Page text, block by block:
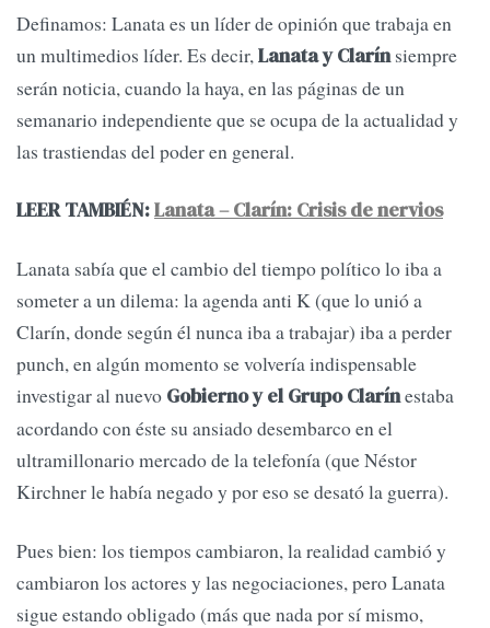
Definamos: Lanata es un líder de opinión que trabaja en
un multimedios líder. Es decir,Lanata y Clarínsiempre
serán noticia, cuando la haya, en las páginas de un
semanario independiente que se ocupa de la actualidad y
las trastiendas del poder en general.
LEER TAMBIÉN:Lanata – Clarín: Crisis de nervios
Lanata sabía que el cambio del tiempo político lo iba a
someter a un dilema: la agenda anti K (que lo unió a
Clarín, donde según él nunca iba a trabajar) iba a perder
punch, en algún momento se volvería indispensable
investigar al nuevo Gobierno y el Grupo Clarínestaba
acordando con éste su ansiado desembarco en el
ultramillonario mercado de la telefonía (que Néstor
Kirchner le había negado y por eso se desató la guerra).
Pues bien: los tiempos cambiaron, la realidad cambió y
cambiaron los actores y las negociaciones, pero Lanata
sigue estando obligado (más que nada por sí mismo,